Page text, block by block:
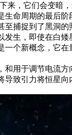
，它们会变暗
命周期的最后
捕捉到了黑
生，即使在白
个新概念，它
用于调节电流
致引力将恒星